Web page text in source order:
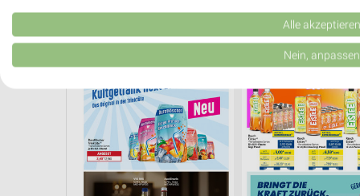
Verwendung reduzierter Daten zur Auswahl von Werbeanzeigen
Erstellung von Profilen für personalisierte Werbung
Erstellung von Profilen zur Personalisierung von Inhalten
Verwendung von Profilen zur Auswahl personalisierter Inhalte
Messung der Werbeleistung
Alle akzeptieren
Nein, anpassen